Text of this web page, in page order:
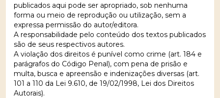
publicados aqui pode ser apropriado, sob nenhuma
forma ou meio de reprodução ou utilização, sem a
expressa permissão do autor/editora.
A responsabilidade pelo conteúdo dos textos publicados
são de seus respectivos autores.
A violação dos direitos é punível como crime (art. 184 e
parágrafos do Código Penal), com pena de prisão e
multa, busca e apreensão e indenizações diversas (art.
101 a 110 da Lei 9.610, de 19/02/1998, Lei dos Direitos
Autorais).